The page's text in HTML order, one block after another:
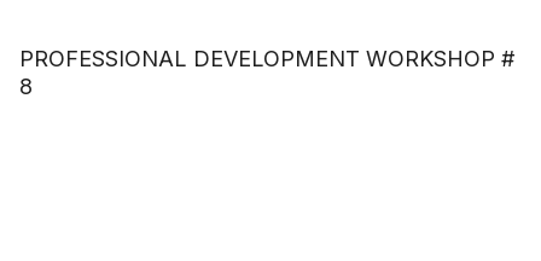
PROFESSIONAL DEVELOPMENT WORKSHOP #
8